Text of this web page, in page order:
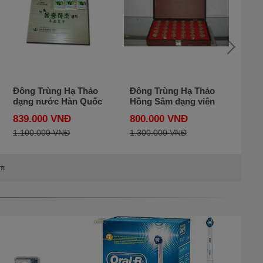
Đông Trùng Hạ Thảo
dạng nước Hàn Quốc
Samsung Bio 60 gói
839.000 VNĐ
1.100.000 VNĐ
Đông Trùng Hạ Thảo
Hồng Sâm dạng viên
nâu 30 viên
800.000 VNĐ
1.300.000 VNĐ